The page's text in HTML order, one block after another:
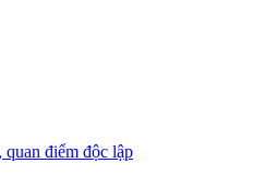
điểm độc lập